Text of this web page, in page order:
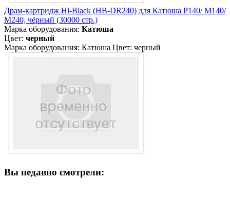
Драм-картридж Hi-Black (HB-DR240) для Катюша P140/ M140/
M240, чёрный (30000 стр.)
Марка оборудования: Катюша
Цвет: черный
Марка оборудования: Катюша Цвет: черный
Вы недавно смотрели: